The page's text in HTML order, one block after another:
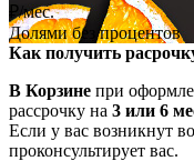
₽/мес.
Долями без процентов
Как получить
В Корзине при
рассрочку на 3 или 6
Если у вас возникнут
проконсультирует вас.